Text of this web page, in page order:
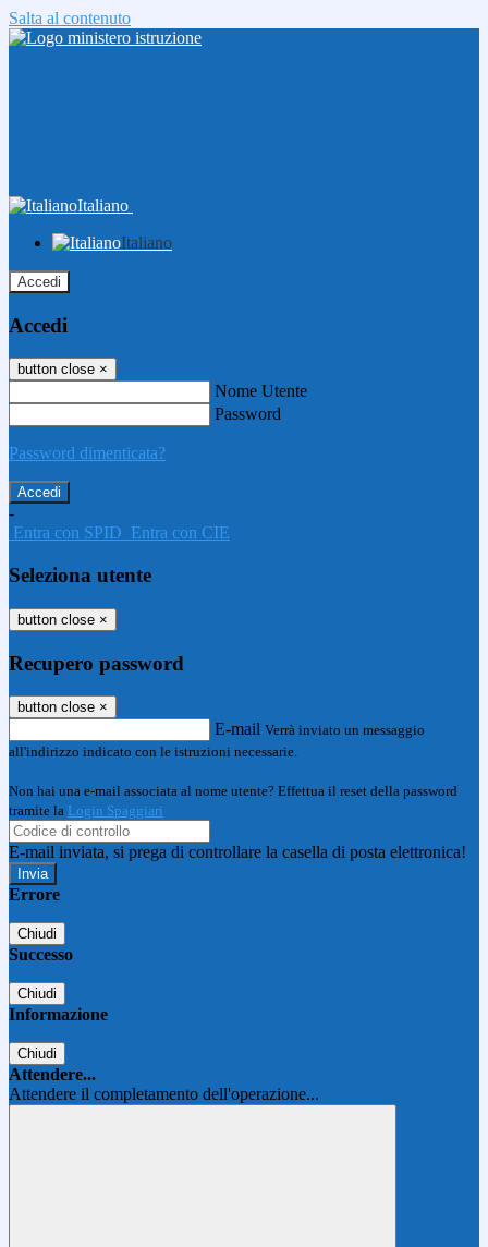
Salta al contenuto
Italiano
Italiano
Accedi
Accedi
button close ×
Nome Utente
Password
Password dimenticata?
-
Entra con SPID Entra con CIE
Seleziona utente
button close ×
Recupero password
button close ×
E-mail Verrà inviato un messaggio
all'indirizzo indicato con le istruzioni necessarie.
Non hai una e-mail associata al nome utente? Effettua il reset della password
tramite la Login Spaggiari
E-mail inviata, si prega di controllare la casella di posta elettronica!
Errore
Chiudi
Successo
Chiudi
Informazione
Chiudi
Attendere...
Attendere il completamento dell'operazione...